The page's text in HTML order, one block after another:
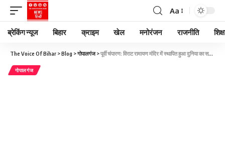
Aa
ब्रेकिंग न्यूज बिहार क्राइम खेल मनोरंजन राजनीति
The Voice Of Bihar >Blog >गोपालगंज>पूर्वी चंपारण: विराट रामायण मंदिर में स्थापित हुआ दुनिया का सबसे ऊँचा 33 फीट शिवलिंग, मुस्लिम भाइयों का भूमि दान से सांप्रदायिक सद्भाव की मिसाल
गोपालगंज